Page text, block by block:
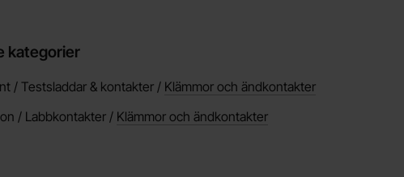
kategorier
/ Testsladdar & kontakter / Klämmor och ändkontakter
/ Labbkontakter / Klämmor och ändkontakter